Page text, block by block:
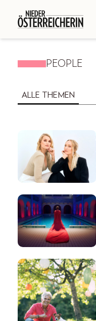
PEOPLE
ALLE THEMEN